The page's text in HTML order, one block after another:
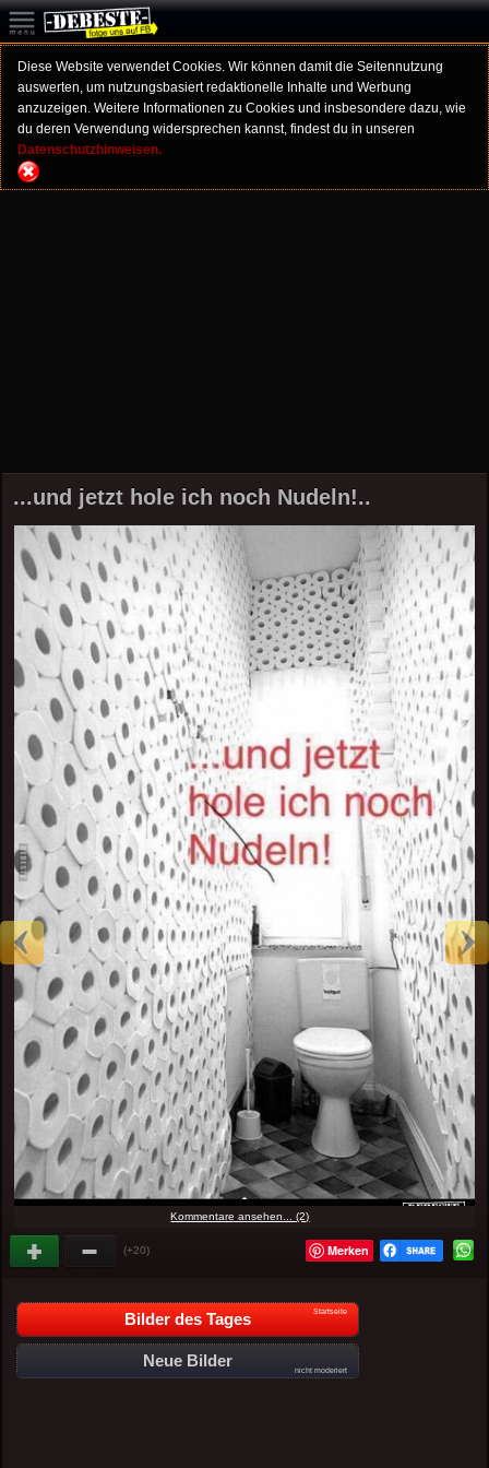
Diese Website verwendet Cookies. Wir können damit die Seitennutzung
auswerten, um nutzungsbasiert redaktionelle Inhalte und Werbung
anzuzeigen. Weitere Informationen zu Cookies und insbesondere dazu, wie
du deren Verwendung widersprechen kannst, findest du in unseren
Datenschutzhinweisen.
...und jetzt hole ich noch Nudeln!..
Kommentare ansehen... (2)
(+20) Merken
Bilder des Tages Startseite
Neue Bilder
nicht moderiert